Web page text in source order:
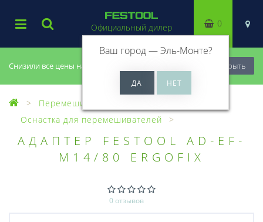
Снизили все цены на 20%, успей купить! Закрыть
Официальный дилер
Ваш город —Эль-Монте?
0
Перемешиватели
Оснастка для перемешивателей
АДАПТЕР FESTOOL AD-EF-
M14/80 ERGOFIX
0 отзывов